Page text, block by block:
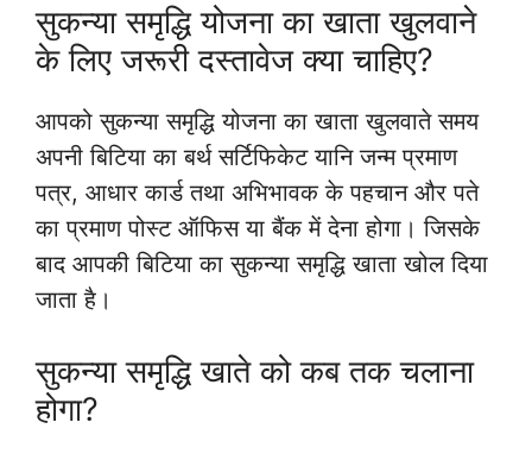
सुकन्या समृद्धि योजना का खाता खुलवाने
के लिए जरूरी दस्तावेज क्या चाहिए?
आपको सुकन्या समृद्धि योजना का खाता खुलवाते समय
अपनी बिटिया का बर्थ सर्टिफिकेट यानि जन्म प्रमाण
पत्र, आधार कार्ड तथा अभिभावक के पहचान और पते
का प्रमाण पोस्ट ऑफिस या बैंक में देना होगा। जिसके
बाद आपकी बिटिया का सुकन्या समृद्धि खाता खोल दिया
जाता है।
सुकन्या समृद्धि खाते को कब तक चलाना
होगा?